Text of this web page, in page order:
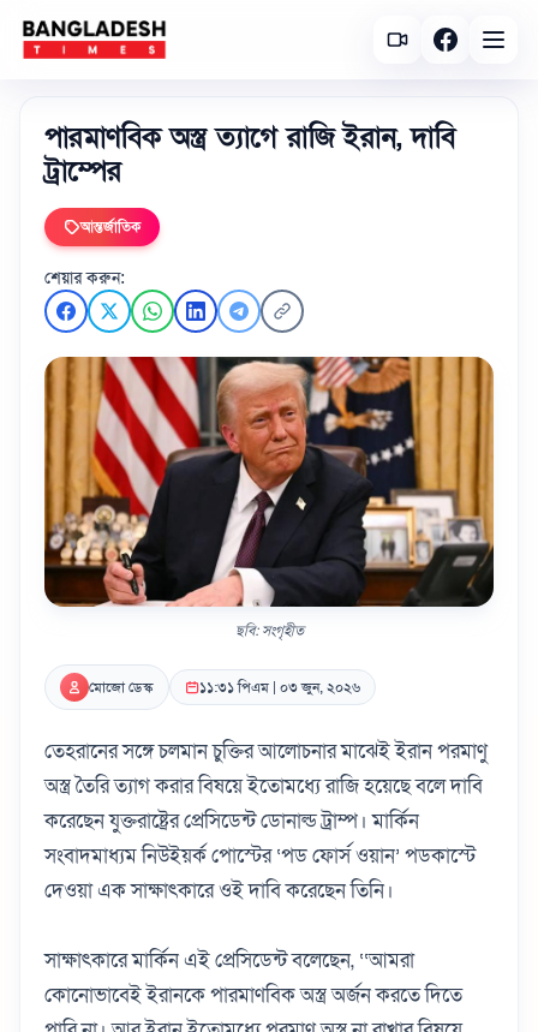
পারমাণবিক অস্ত্র ত্যাগে রাজি ইরান, দাবি
ট্রাম্পের
আন্তর্জাতিক
শেয়ার করুন:
ছবি: সংগৃহীত
মোজো ডেস্ক ১১:৩১ পিএম | ০৩ জুন, ২০২৬
তেহরানের সঙ্গে চলমান চুক্তির আলোচনার মাঝেই ইরান পরমাণু
অস্ত্র তৈরি ত্যাগ করার বিষয়ে ইতোমধ্যে রাজি হয়েছে বলে দাবি
করেছেন যুক্তরাষ্ট্রের প্রেসিডেন্ট ডোনাল্ড ট্রাম্প। মার্কিন
সংবাদমাধ্যম নিউইয়র্ক পোস্টের ‘পড ফোর্স ওয়ান’ পডকাস্টে
দেওয়া এক সাক্ষাৎকারে ওই দাবি করেছেন তিনি।
সাক্ষাৎকারে মার্কিন এই প্রেসিডেন্ট বলেছেন, ‘‘আমরা
কোনোভাবেই ইরানকে পারমাণবিক অস্ত্র অর্জন করতে দিতে